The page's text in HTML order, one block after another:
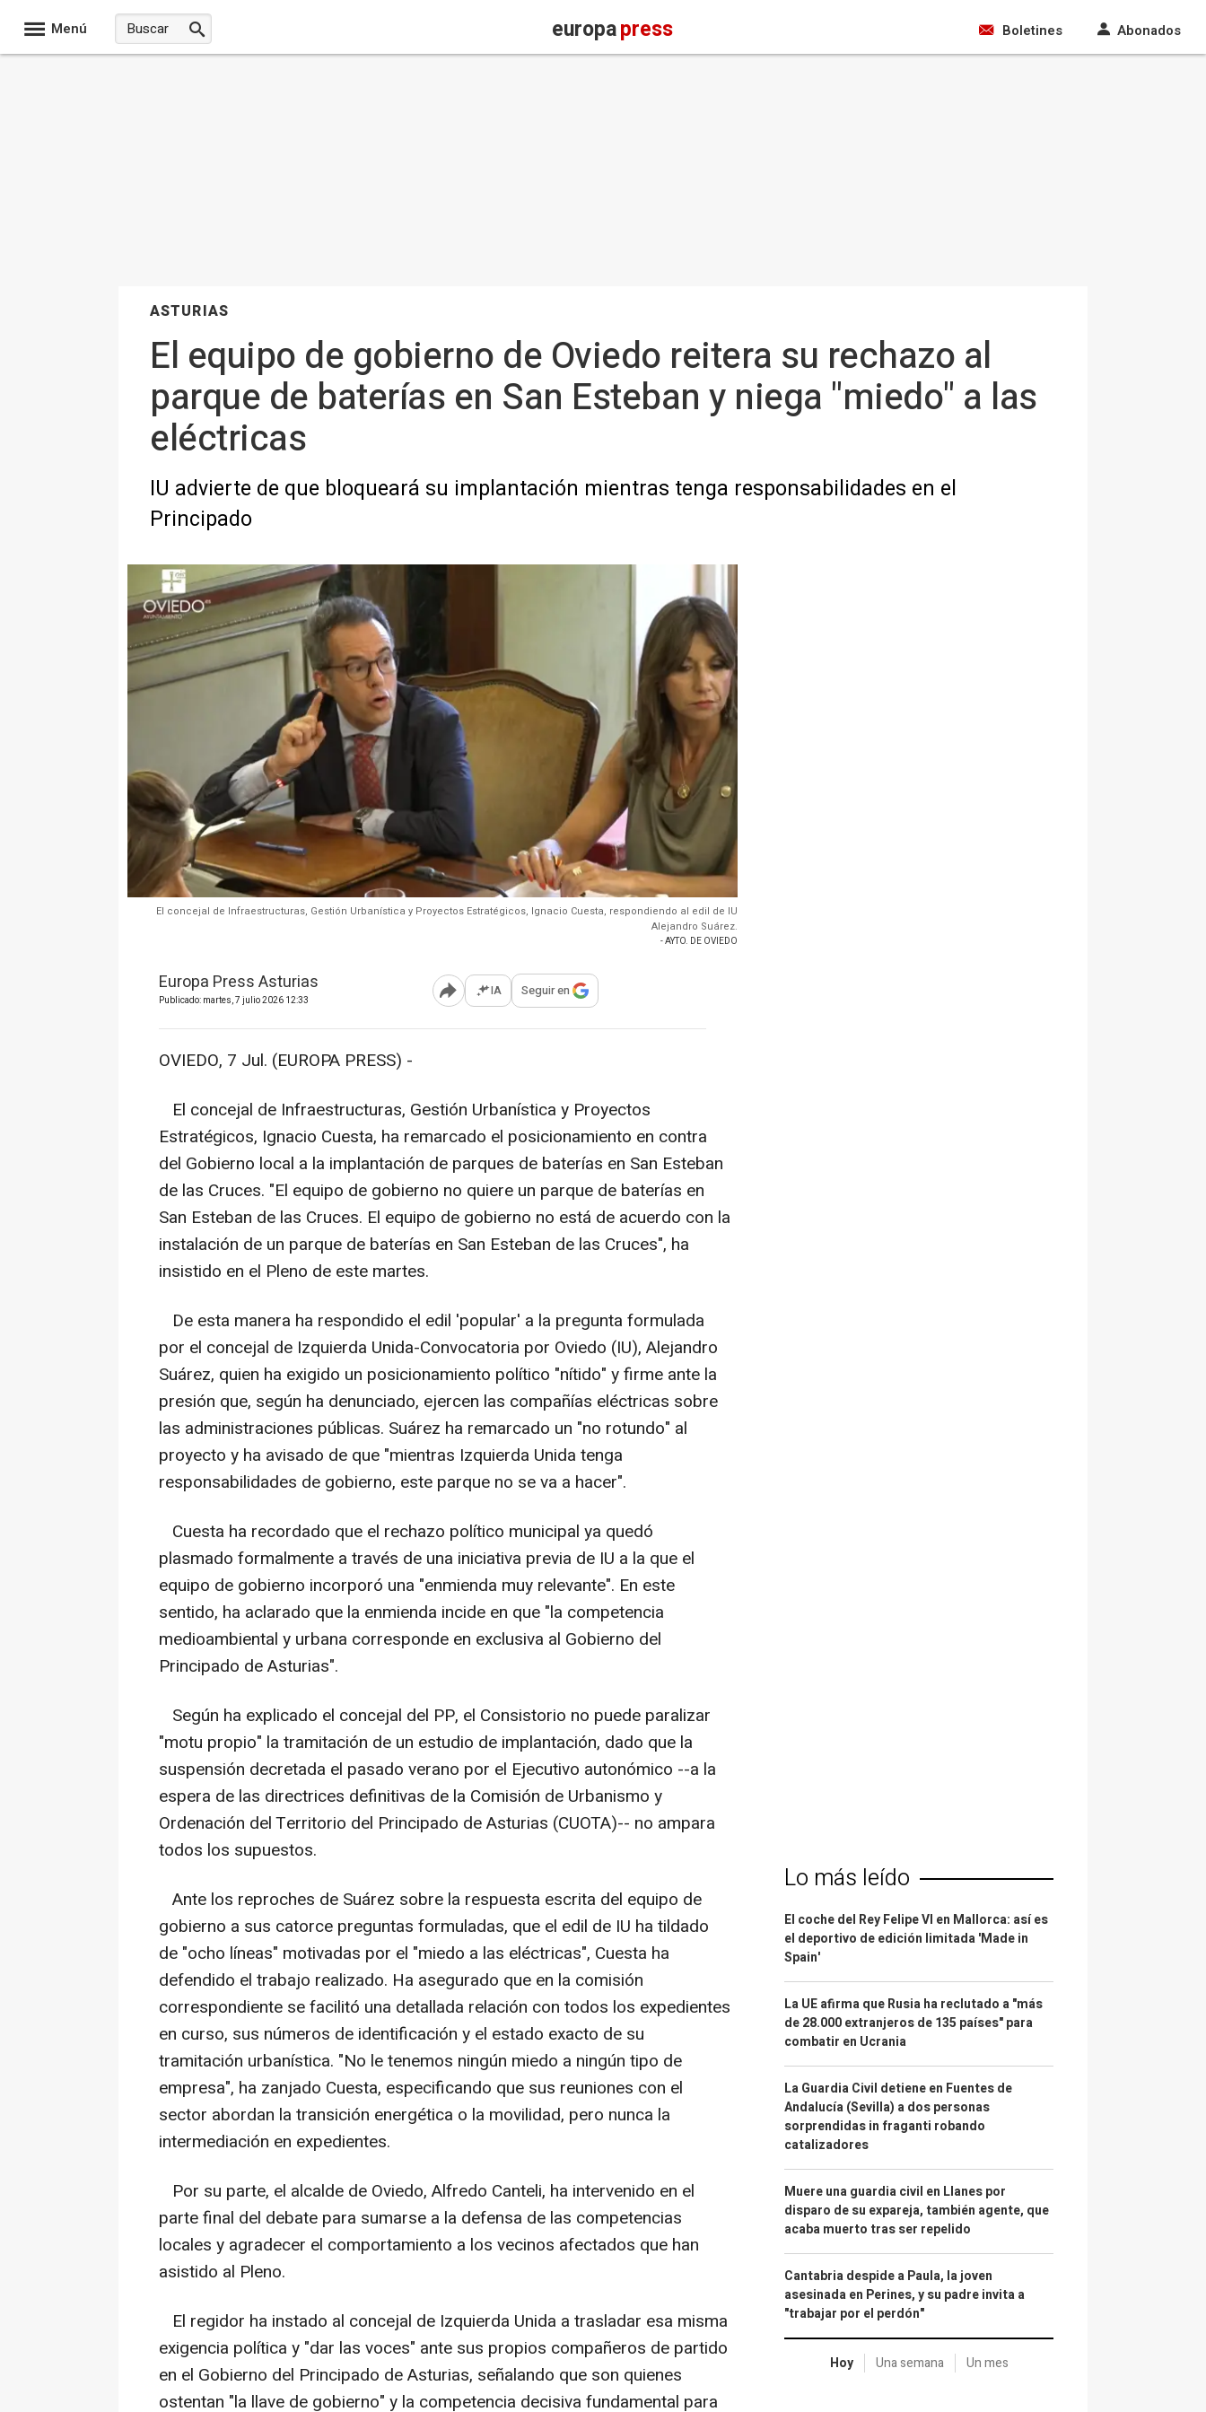
Menú europapress Boletines Abonados
ASTURIAS
El equipo de gobierno de Oviedo reitera su rechazo al
parque de baterías en San Esteban y niega "miedo" a las
eléctricas
IU advierte de que bloqueará su implantación mientras tenga responsabilidades en el
Principado
El concejal de Infraestructuras, Gestión Urbanística y Proyectos Estratégicos, Ignacio Cuesta, respondiendo al edil de IU
Alejandro Suárez.
- AYTO. DE OVIEDO
Europa Press Asturias
Publicado: martes, 7 julio 2026 12:33 Abrir opciones para compartir
IA Seguir en
OVIEDO, 7 Jul. (EUROPA PRESS) -
El concejal de Infraestructuras, Gestión Urbanística y Proyectos
Estratégicos, Ignacio Cuesta, ha remarcado el posicionamiento en contra
del Gobierno local a la implantación de parques de baterías en San Esteban
de las Cruces. "El equipo de gobierno no quiere un parque de baterías en
San Esteban de las Cruces. El equipo de gobierno no está de acuerdo con la
instalación de un parque de baterías en San Esteban de las Cruces", ha
insistido en el Pleno de este martes.
De esta manera ha respondido el edil 'popular' a la pregunta formulada
por el concejal de Izquierda Unida-Convocatoria por Oviedo (IU), Alejandro
Suárez, quien ha exigido un posicionamiento político "nítido" y firme ante la
presión que, según ha denunciado, ejercen las compañías eléctricas sobre
las administraciones públicas. Suárez ha remarcado un "no rotundo" al
proyecto y ha avisado de que "mientras Izquierda Unida tenga
responsabilidades de gobierno, este parque no se va a hacer".
Cuesta ha recordado que el rechazo político municipal ya quedó
plasmado formalmente a través de una iniciativa previa de IU a la que el
equipo de gobierno incorporó una "enmienda muy relevante". En este
sentido, ha aclarado que la enmienda incide en que "la competencia
medioambiental y urbana corresponde en exclusiva al Gobierno del
Principado de Asturias".
Según ha explicado el concejal del PP, el Consistorio no puede paralizar
"motu propio" la tramitación de un estudio de implantación, dado que la
suspensión decretada el pasado verano por el Ejecutivo autonómico --a la
espera de las directrices definitivas de la Comisión de Urbanismo y
Ordenación del Territorio del Principado de Asturias (CUOTA)-- no ampara
todos los supuestos.
Ante los reproches de Suárez sobre la respuesta escrita del equipo de
gobierno a sus catorce preguntas formuladas, que el edil de IU ha tildado
de "ocho líneas" motivadas por el "miedo a las eléctricas", Cuesta ha
defendido el trabajo realizado. Ha asegurado que en la comisión
correspondiente se facilitó una detallada relación con todos los expedientes
en curso, sus números de identificación y el estado exacto de su
tramitación urbanística. "No le tenemos ningún miedo a ningún tipo de
empresa", ha zanjado Cuesta, especificando que sus reuniones con el
sector abordan la transición energética o la movilidad, pero nunca la
intermediación en expedientes.
Por su parte, el alcalde de Oviedo, Alfredo Canteli, ha intervenido en el
parte final del debate para sumarse a la defensa de las competencias
locales y agradecer el comportamiento a los vecinos afectados que han
asistido al Pleno.
El regidor ha instado al concejal de Izquierda Unida a trasladar esa misma
exigencia política y "dar las voces" ante sus propios compañeros de partido
en el Gobierno del Principado de Asturias, señalando que son quienes
ostentan "la llave de gobierno" y la competencia decisiva fundamental para
Lo más leído
El coche del Rey Felipe VI en Mallorca: así es
el deportivo de edición limitada 'Made in
Spain'
La UE afirma que Rusia ha reclutado a "más
de 28.000 extranjeros de 135 países" para
combatir en Ucrania
La Guardia Civil detiene en Fuentes de
Andalucía (Sevilla) a dos personas
sorprendidas in fraganti robando
catalizadores
Muere una guardia civil en Llanes por
disparo de su expareja, también agente, que
acaba muerto tras ser repelido
Cantabria despide a Paula, la joven
asesinada en Perines, y su padre invita a
"trabajar por el perdón"
Hoy Una semana Un mes